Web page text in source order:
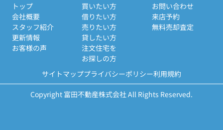
トップ
会社概要
スタッフ紹介
更新情報
お客様の声
買いたい方
借りたい方
売りたい方
貸したい方
注文住宅を
お探しの方
お問い合わせ
来店予約
無料売却査定
サイトマッププライバシーポリシー利用規約
Copyright 富田不動産株式会社 All Rights Reserved.